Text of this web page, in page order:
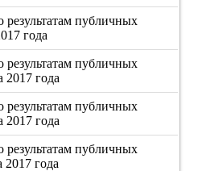
публичных
года
публичных
2017 года
публичных
2017 года
публичных
2017 года